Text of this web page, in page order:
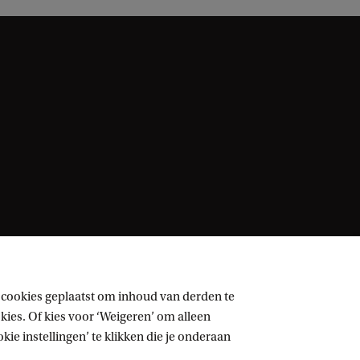
geplaatst om inhoud van derden te
Of kies voor ‘Weigeren’ om alleen
instellingen’ te klikken die je onderaan